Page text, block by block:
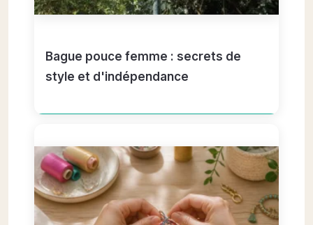
Bague pouce femme : secrets de
style et d'indépendance